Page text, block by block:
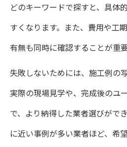
どのキーワードで探すと、具体
すくなります。また、費用や工
有無も同時に確認することが重要
失敗しないためには、施工例の
実際の現場見学や、完成後のユ
で、より納得した業者選びがで
に近い事例が多い業者ほど、希